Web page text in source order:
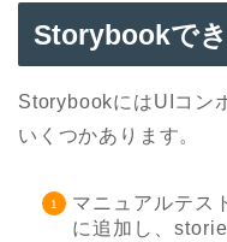
Storybookで
StorybookにはUIコン
いくつかあります。
マニュアルテス
に追加し、